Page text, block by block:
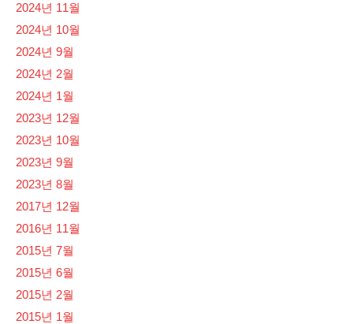
2024년 11월
2024년 10월
2024년 9월
2024년 2월
2024년 1월
2023년 12월
2023년 10월
2023년 9월
2023년 8월
2017년 12월
2016년 11월
2015년 7월
2015년 6월
2015년 2월
2015년 1월